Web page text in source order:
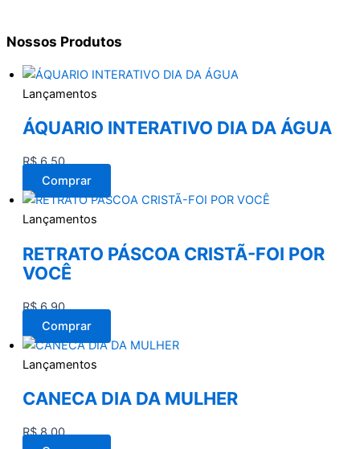
Nossos Produtos
Lançamentos
ÁQUARIO INTERATIVO DIA DA ÁGUA
R$6,50
Comprar
Lançamentos
RETRATO PÁSCOA CRISTÃ-FOI POR
VOCÊ
R$6,90
Comprar
Lançamentos
CANECA DIA DA MULHER
R$8,00